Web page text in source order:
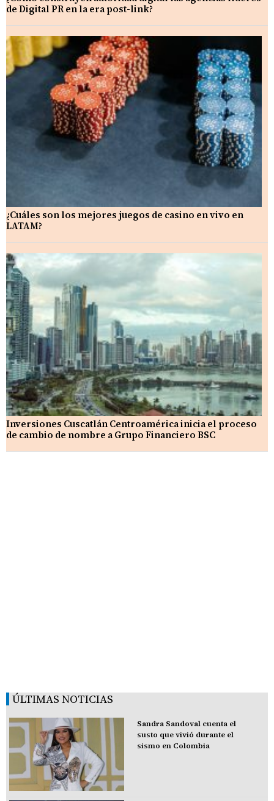
de Digital PR en la era post-link?
¿Cuáles son los mejores juegos de casino en vivo en
LATAM?
Inversiones Cuscatlán Centroamérica inicia el proceso
de cambio de nombre a Grupo Financiero BSC
ÚLTIMAS NOTICIAS
Sandra Sandoval cuenta el
susto que vivió durante el
sismo en Colombia